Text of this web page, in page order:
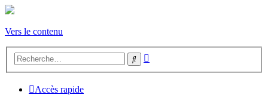
Vers le contenu
Rechercher
Accès rapide